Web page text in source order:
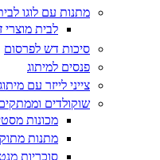
מתנות עם לוגו
לבית מוצרי
סיכות דש לפרסום
פנסים למיתוג
צייני לייזר עם
שוקולדים
מכונות
מתנות
סוכריות